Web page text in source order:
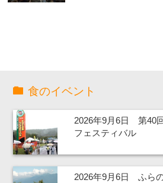
食のイベント
2026年9月6日 第40
フェスティバル
2026年9月6日 ふら